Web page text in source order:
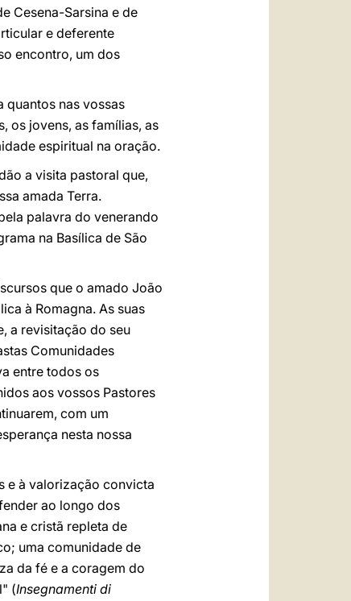
Cesena-Sarsina e de
e deferente
encontro, um dos
quantos nas vossas
os jovens, as famílias, as
espiritual na oração.
a visita pastoral que,
amada Terra.
palavra do venerando
na Basílica de São
que o amado João
à Romagna. As suas
a revisitação do seu
Comunidades
entre todos os
aos vossos Pastores
com um
nesta nossa
e à valorização convicta
ao longo dos
e cristã repleta de
uma comunidade de
da fé e a coragem do
(Insegnamenti di